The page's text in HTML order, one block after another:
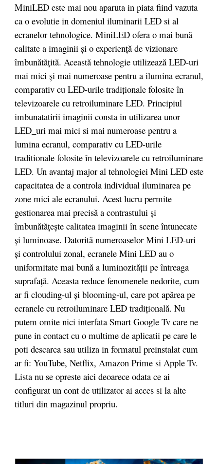
MiniLED este mai nou aparuta in piata fiind vazuta
ca o evolutie in domeniul iluminarii LED si al
ecranelor tehnologice. MiniLED ofera o mai bună
calitate a imaginii și o experiență de vizionare
îmbunătățită. Această tehnologie utilizează LED-uri
mai mici și mai numeroase pentru a ilumina ecranul,
comparativ cu LED-urile tradiționale folosite în
televizoarele cu retroiluminare LED. Principiul
imbunatatirii imaginii consta in utilizarea unor
LED_uri mai mici si mai numeroase pentru a
lumina ecranul, comparativ cu LED-urile
traditionale folosite în televizoarele cu retroiluminare
LED. Un avantaj major al tehnologiei Mini LED este
capacitatea de a controla individual iluminarea pe
zone mici ale ecranului. Acest lucru permite
gestionarea mai precisă a contrastului și
îmbunătățește calitatea imaginii în scene întunecate
și luminoase. Datorită numeroaselor Mini LED-uri
și controlului zonal, ecranele Mini LED au o
uniformitate mai bună a luminozității pe întreaga
suprafață. Aceasta reduce fenomenele nedorite, cum
ar fi clouding-ul și blooming-ul, care pot apărea pe
ecranele cu retroiluminare LED tradițională. Nu
putem omite nici interfata Smart Google Tv care ne
pune in contact cu o multime de aplicatii pe care le
poti descarca sau utiliza in formatul preinstalat cum
ar fi: YouTube, Netflix, Amazon Prime si Apple Tv.
Lista nu se opreste aici deoarece odata ce ai
configurat un cont de utilizator ai acces si la alte
titluri din magazinul propriu.